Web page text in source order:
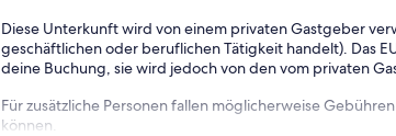
Diese Unterkunft wird von einem privaten Gastgeber
geschäftlichen oder beruflichen Tätigkeit handelt). Das
deine Buchung, sie wird jedoch von den vom privaten
Für zusätzliche Personen fallen möglicherweise
können.